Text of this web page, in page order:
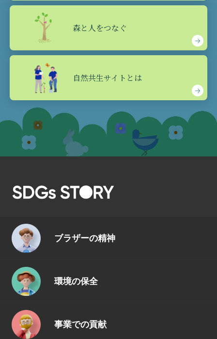
森と人をつなぐ
自然共生サイトとは
ブラザーの精神
環境の保全
事業での貢献